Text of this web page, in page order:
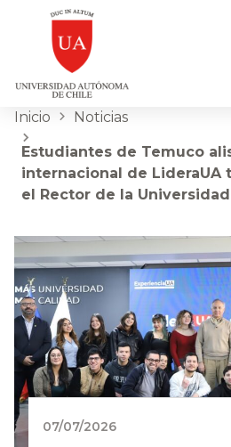
Inicio Noticias
Estudiantes de Temuco
internacional de LideraUA
el Rector de la
07/07/2026